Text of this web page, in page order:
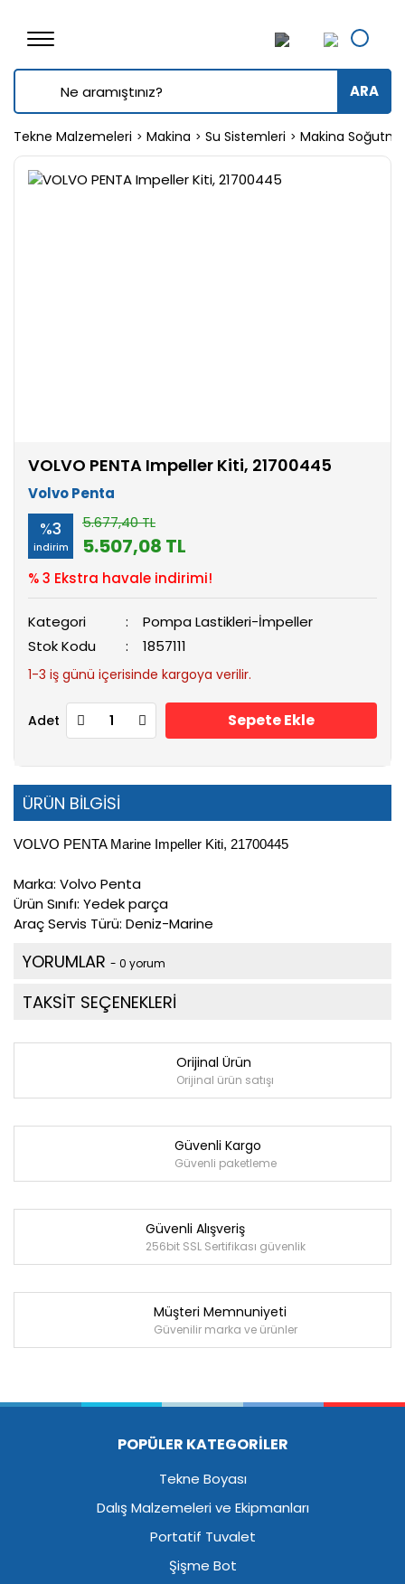
ARA
Tekne Malzemeleri Makina Su Sistemleri Makina
VOLVO PENTA Impeller Kiti, 21700445
Volvo Penta
%3
indirim
5.677,40 TL
5.507,08 TL
% 3 Ekstra havale indirimi!
Kategori
Pompa Lastikleri-İmpeller
Stok Kodu
1857111
1-3 iş günü içerisinde kargoya verilir.
Adet Sepete Ekle
ÜRÜN BİLGİSİ
VOLVO PENTA Marine Impeller Kiti, 21700445
Marka: Volvo Penta
Ürün Sınıfı: Yedek parça
Araç Servis Türü: Deniz-Marine
YORUMLAR - 0 yorum
TAKSİT SEÇENEKLERİ
Orijinal Ürün
Orijinal ürün satışı
Güvenli Kargo
Güvenli paketleme
Güvenli Alışveriş
256bit SSL Sertifikası güvenlik
Müşteri Memnuniyeti
Güvenilir marka ve ürünler
POPÜLER KATEGORİLER
Tekne Boyası
Dalış Malzemeleri ve Ekipmanları
Portatif Tuvalet
Şişme Bot